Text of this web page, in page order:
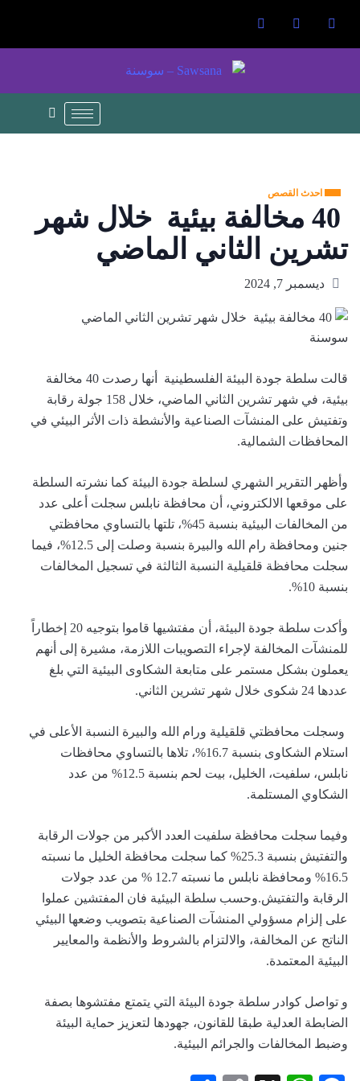
احدث القصص
40 مخالفة بيئية خلال شهر
تشرين الثاني الماضي
ديسمبر 7, 2024
سوسنة
قالت سلطة جودة البيئة الفلسطينية أنها رصدت 40 مخالفة
بيئية، في شهر تشرين الثاني الماضي، خلال 158 جولة رقابة
وتفتيش على المنشآت الصناعية والأنشطة ذات الأثر البيئي في
المحافظات الشمالية.
وأظهر التقرير الشهري لسلطة جودة البيئة كما نشرته السلطة
على موقعها الالكتروني، أن محافظة نابلس سجلت أعلى عدد
من المخالفات البيئية بنسبة 45%، تلتها بالتساوي محافظتي
جنين ومحافظة رام الله والبيرة بنسبة وصلت إلى 12.5%، فيما
سجلت محافظة قلقيلية النسبة الثالثة في تسجيل المخالفات
بنسبة 10%.
وأكدت سلطة جودة البيئة، أن مفتشيها قاموا بتوجيه 20 إخطاراً
للمنشآت المخالفة لإجراء التصويبات اللازمة، مشيرة إلى أنهم
يعملون بشكل مستمر على متابعة الشكاوى البيئية التي بلغ
عددها 24 شكوى خلال شهر تشرين الثاني.
وسجلت محافظتي قلقيلية ورام الله والبيرة النسبة الأعلى في
استلام الشكاوى بنسبة 16.7%، تلاها بالتساوي محافظات
نابلس، سلفيت، الخليل، بيت لحم بنسبة 12.5% من عدد
الشكاوي المستلمة.
وفيما سجلت محافظة سلفيت العدد الأكبر من جولات الرقابة
والتفتيش بنسبة 25.3% كما سجلت محافظة الخليل ما نسبته
16.5% ومحافظة نابلس ما نسبته 12.7 % من عدد جولات
الرقابة والتفتيش.وحسب سلطة البيئية فان المفتشين عملوا
على إلزام مسؤولي المنشآت الصناعية بتصويب وضعها البيئي
الناتج عن المخالفة، والالتزام بالشروط والأنظمة والمعايير
البيئية المعتمدة.
و تواصل كوادر سلطة جودة البيئة التي يتمتع مفتشوها بصفة
الضابطة العدلية طبقا للقانون، جهودها لتعزيز حماية البيئة
وضبط المخالفات والجرائم البيئية.